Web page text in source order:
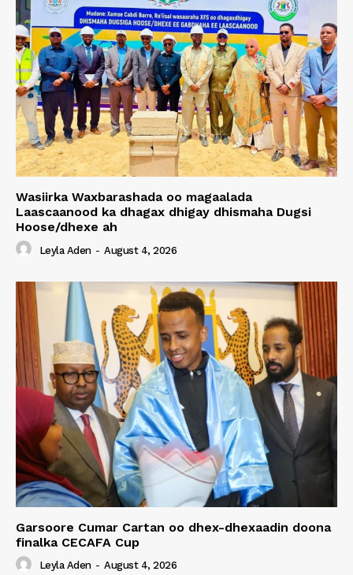
Wasiirka Waxbarashada oo magaalada
Laascaanood ka dhagax dhigay dhismaha Dugsi
Hoose/dhexe ah
Leyla Aden - August 4, 2026
Garsoore Cumar Cartan oo dhex-dhexaadin doona
finalka CECAFA Cup
Leyla Aden - August 4, 2026